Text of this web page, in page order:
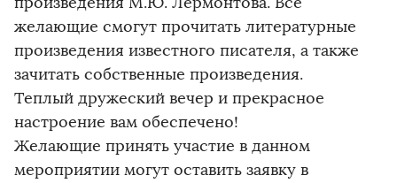
желающие смогут прочитать литературные
произведения известного писателя, а также
зачитать собственные произведения.
Теплый дружеский вечер и прекрасное
настроение вам обеспечено!
Желающие принять участие в данном
мероприятии могут оставить заявку в